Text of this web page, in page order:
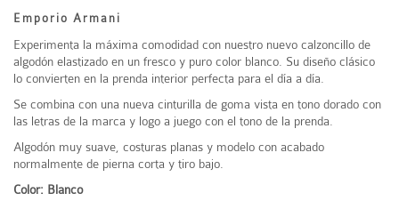
Emporio Armani
Experimenta la máxima comodidad con nuestro nuevo calzoncillo de
algodón elastizado en un fresco y puro color blanco. Su diseño clásico
lo convierten en la prenda interior perfecta para el día a día.
Se combina con una nueva cinturilla de goma vista en tono dorado con
las letras de la marca y logo a juego con el tono de la prenda.
Algodón muy suave, costuras planas y modelo con acabado
normalmente de pierna corta y tiro bajo.
Color: Blanco